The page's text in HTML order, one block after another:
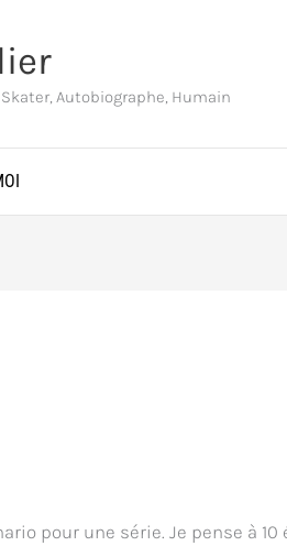
Autobiographe, Humain
pour une série. Je pense à